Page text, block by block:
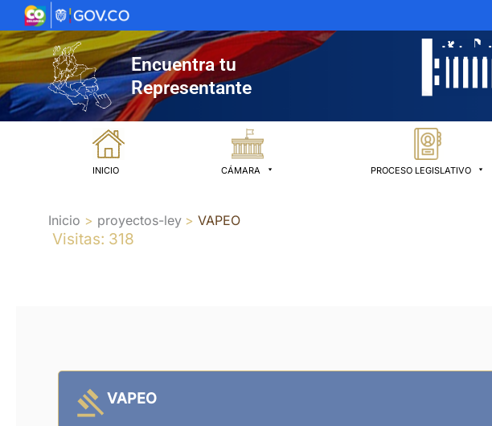
al
contenido
Encuentra tu
Representante
INICIO CÁMARA PROCESO LEGISLATIVO
Inicio proyectos-ley VAPEO
Visitas: 318
VAPEO